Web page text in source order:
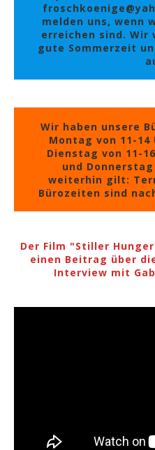
melden uns, wenn
erreichen sind. Wir
gute Sommerzeit
Wir haben unsere
Montag von 11-14
Dienstag von 11-
und
weiterhin gilt:
Bürozeiten sind
Der Film "Stiller
einen Beitrag über
Interview mit